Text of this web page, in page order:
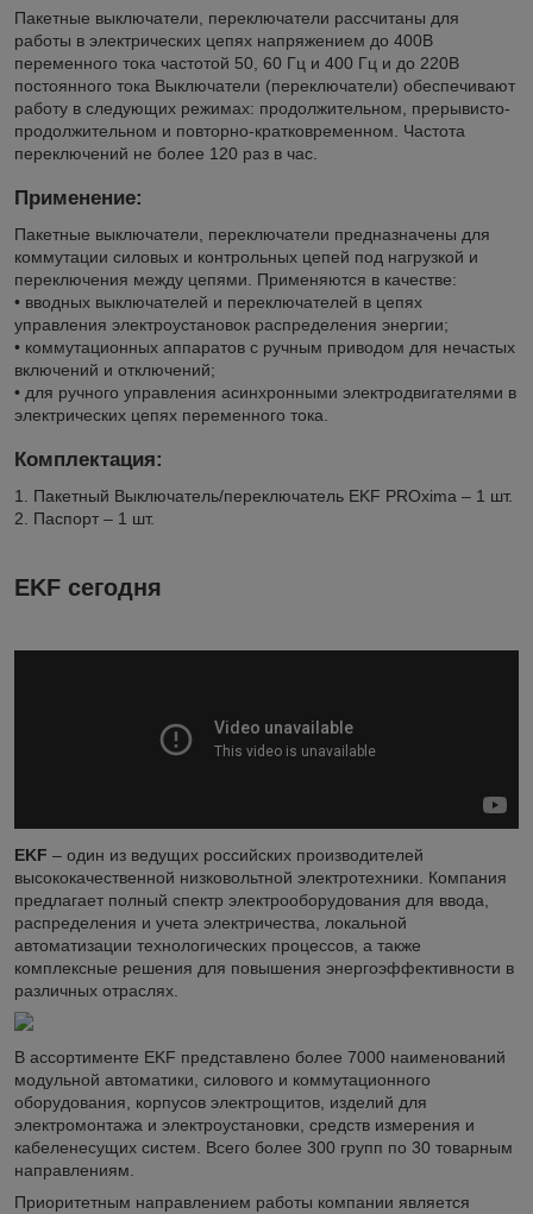
Пакетные выключатели, переключатели рассчитаны для
работы в электрических цепях напряжением до 400В
переменного тока частотой 50, 60 Гц и 400 Гц и до 220В
постоянного тока Выключатели (переключатели) обеспечивают
работу в следующих режимах: продолжительном, прерывисто-
продолжительном и повторно-кратковременном. Частота
переключений не более 120 раз в час.
Применение:
Пакетные выключатели, переключатели предназначены для
коммутации силовых и контрольных цепей под нагрузкой и
переключения между цепями. Применяются в качестве:
• вводных выключателей и переключателей в цепях
управления электроустановок распределения энергии;
• коммутационных аппаратов с ручным приводом для нечастых
включений и отключений;
• для ручного управления асинхронными электродвигателями в
электрических цепях переменного тока.
Комплектация:
1. Пакетный Выключатель/переключатель EKF PROxima – 1 шт.
2. Паспорт – 1 шт.
EKF сегодня
EKF – один из ведущих российских производителей
высококачественной низковольтной электротехники. Компания
предлагает полный спектр электрооборудования для ввода,
распределения и учета электричества, локальной
автоматизации технологических процессов, а также
комплексные решения для повышения энергоэффективности в
различных отраслях.
В ассортименте EKF представлено более 7000 наименований
модульной автоматики, силового и коммутационного
оборудования, корпусов электрощитов, изделий для
электромонтажа и электроустановки, средств измерения и
кабеленесущих систем. Всего более 300 групп по 30 товарным
направлениям.
Приоритетным направлением работы компании является